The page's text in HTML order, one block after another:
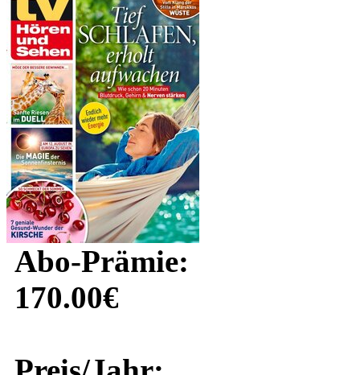
Abo-Prämie:
170.00€